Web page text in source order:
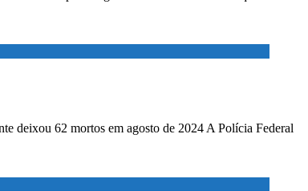
deixou 62 mortos em agosto de 2024 A Polícia Federal